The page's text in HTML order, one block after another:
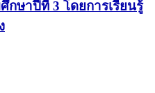
กษาปีที่ 3 โดยการเรียนรู้